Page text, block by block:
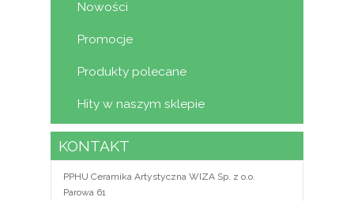
Nowości
Promocje
Produkty polecane
Hity w naszym sklepie
KONTAKT
PPHU Ceramika Artystyczna WIZA Sp. z o.o.
Parowa 61